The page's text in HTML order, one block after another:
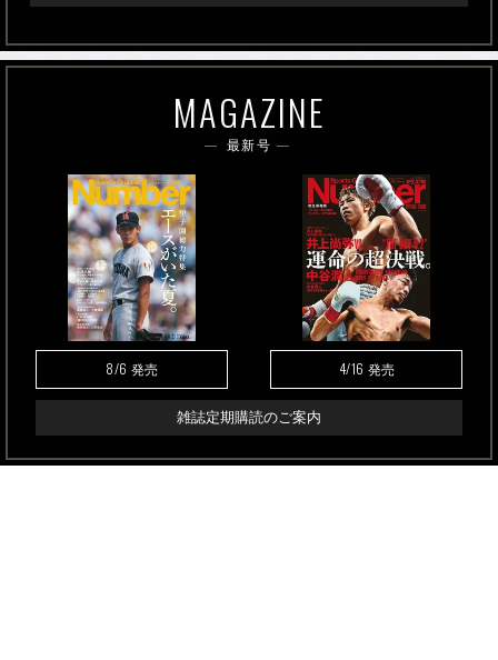
MAGAZINE
最新号
8/6 発売 4/16 発売
雑誌定期購読のご案内